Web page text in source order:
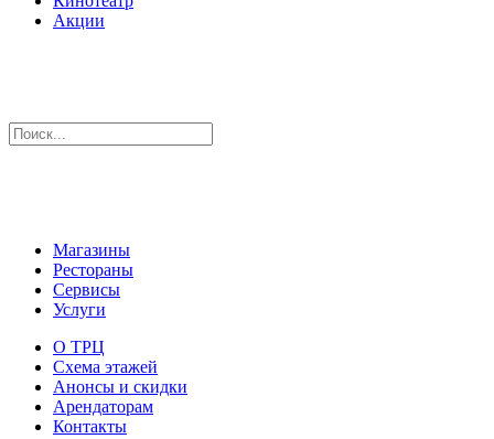
Акции
Магазины
Рестораны
Сервисы
Услуги
О ТРЦ
Схема этажей
Анонсы и скидки
Арендаторам
Контакты